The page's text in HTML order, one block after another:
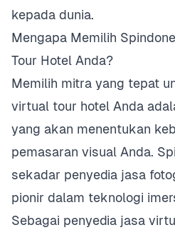
kepada dunia.
Mengapa Memilih
Tour Hotel Anda?
Memilih mitra yang tepat
virtual tour hotel Anda
yang akan menentukan
pemasaran visual Anda.
sekadar penyedia jasa
pionir dalam teknologi
Sebagai penyedia jasa